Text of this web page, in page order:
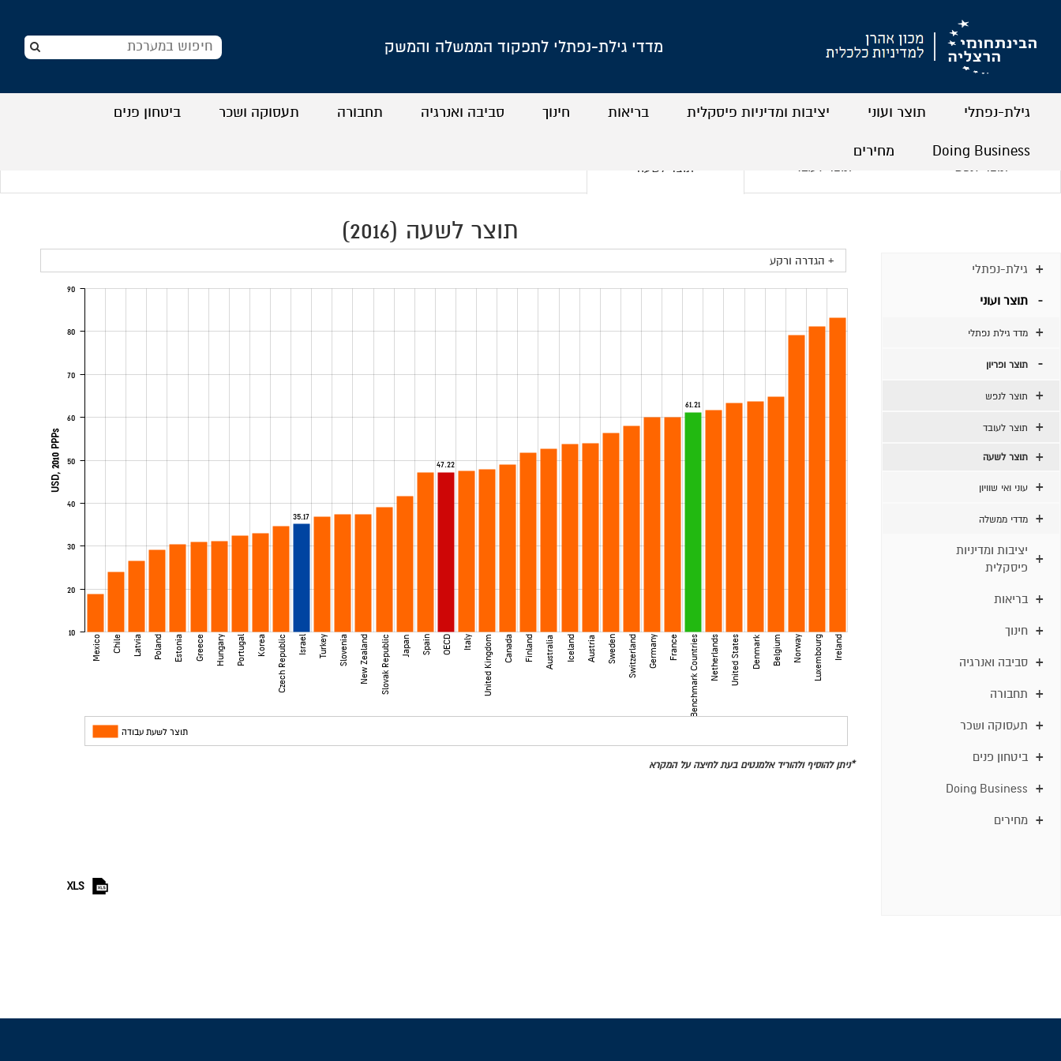
מדדי גילת-נפתלי לתפקוד הממשלה והמשק
גילת-נפתלי תוצר ועוני יציבות ומדיניות פיסקלית בריאות חינוך סביבה ואנרגיה תחבורה תעסוקה ושכר ביטחון פנים
Doing Business מחירים
תוצר לנפש תוצר לעובד תוצר לשעה
גילת-נפתלי
תוצר ועוני
מדד גילת נפתלי
תוצר ופריון
תוצר לנפש
תוצר לעובד
תוצר לשעה
עוני ואי שוויון
מדדי ממשלה
יציבות ומדיניות
פיסקלית
בריאות
חינוך
סביבה ואנרגיה
תחבורה
תעסוקה ושכר
ביטחון פנים
Doing Business
מחירים
תוצר לשעה (2016)
+ הגדרה ורקע
35.17
47.22
61.21
Mexico Chile Latvia Poland Estonia Greece Hungary Portugal Korea Czech Republic Israel Turkey Slovenia New Zealand Slovak Republic Japan Spain OECD Italy United Kingdom Canada Finland Australia Iceland Austria Sweden Switzerland Germany France Benchmark Countries Netherlands United States Denmark Belgium Norway Luxembourg Ireland
10
20
30
40
50
60
70
80
90
USD, 2010 PPPs
תוצר לשעת עבודה
*ניתן להוסיף ולהוריד אלמנטים בעת לחיצה על המקרא
XLS